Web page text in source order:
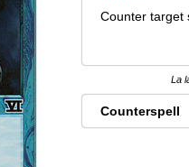
Counter target
La
Counterspell